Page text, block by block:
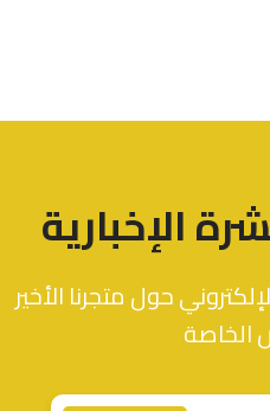
الإخبارية
حول متجرنا الأخير
الخاصة